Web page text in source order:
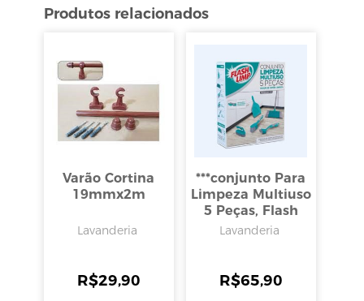
Produtos relacionados
Varão Cortina
19mmx2m
Lavanderia
R$29,90
***conjunto Para
Limpeza Multiuso
5 Peças, Flash
Limp
Lavanderia
R$65,90